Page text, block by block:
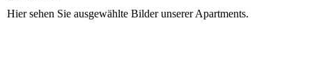
Hier sehen Sie ausgewählte Bilder unserer Apartments.